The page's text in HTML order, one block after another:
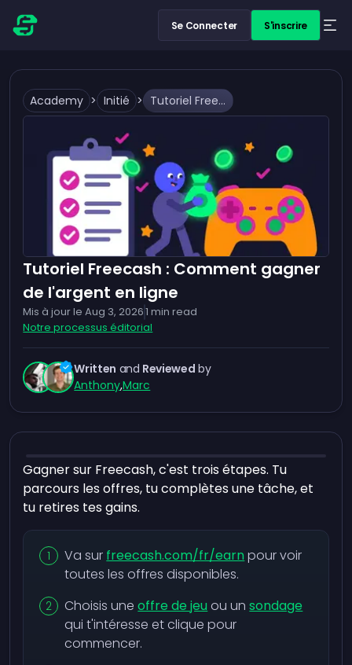
Se Connecter S'inscrire
Academy > Initié > Tutoriel Freecash : Comment gagner de l'argent en ligne
Tutoriel Freecash : Comment gagner
de l'argent en ligne
Mis à jour le Aug 3, 20261 min read
Notre processus éditorial
Written and Reviewed by
Anthony,Marc
Gagner sur Freecash, c'est trois étapes. Tu
parcours les offres, tu complètes une tâche, et
tu retires tes gains.
Va sur freecash.com/fr/earnpour voir
toutes les offres disponibles.
Choisis uneoffre de jeu ou unsondage
qui t'intéresse et clique pour
commencer.